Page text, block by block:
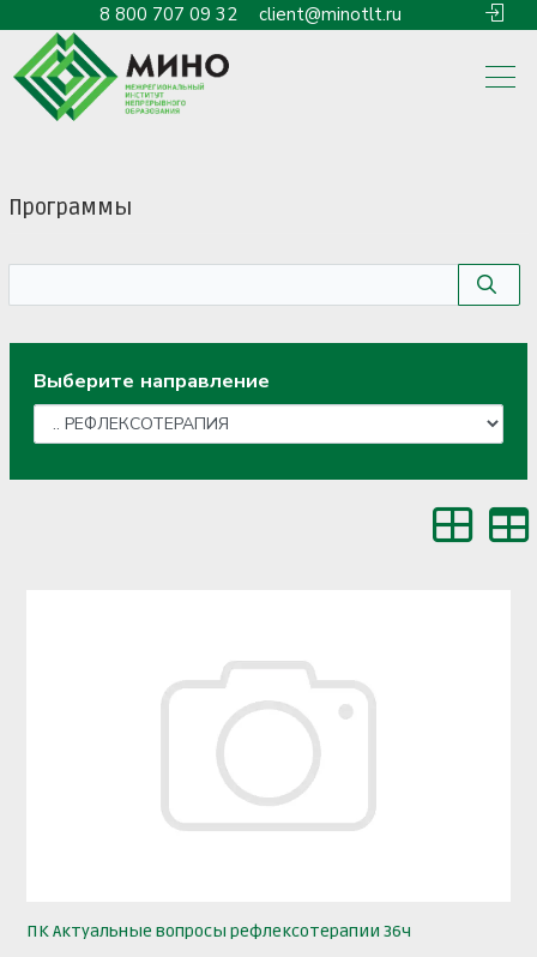
8 800 707 09 32 client@minotlt.ru
Программы
Выберите направление
ПК Актуальные вопросы рефлексотерапии 36ч